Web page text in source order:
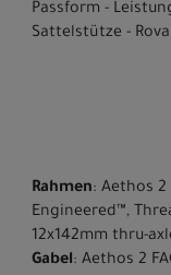
Passform -
Sattelstütze -
Rahmen: Aethos 2
Engineered™,
12x142mm thru-
Gabel: Aethos 2